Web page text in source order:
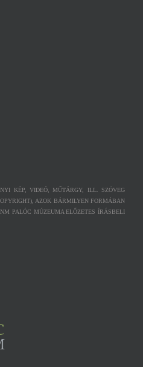
KÉP, VIDEÓ, MŰTÁRGY, ILL. SZÖVEG
AZOK BÁRMILYEN FORMÁBAN
PALÓC MÚZEUMA ELŐZETES ÍRÁSBELI